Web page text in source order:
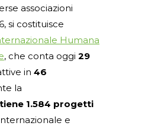
associazioni
si costituisce
Humana
, che conta oggi 29
in 46
la
1.584 progetti
e